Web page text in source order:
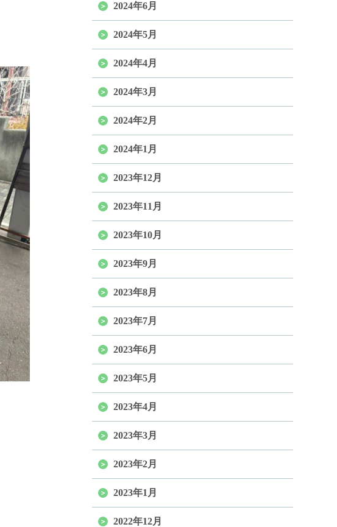
2024年6月
2024年5月
2024年4月
2024年3月
2024年2月
2024年1月
2023年12月
2023年11月
2023年10月
2023年9月
2023年8月
2023年7月
2023年6月
2023年5月
2023年4月
2023年3月
2023年2月
2023年1月
2022年12月